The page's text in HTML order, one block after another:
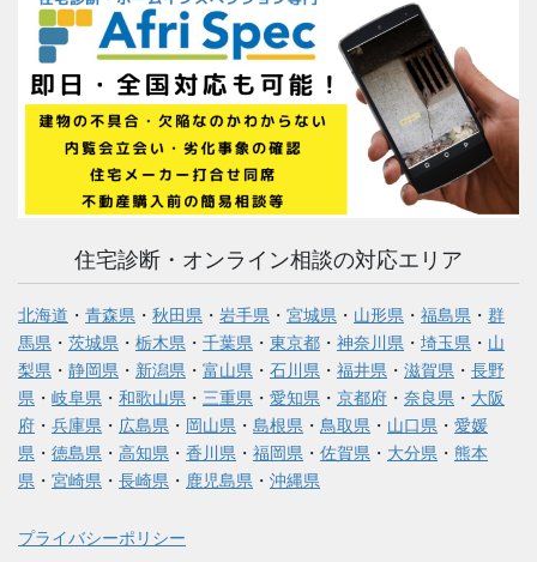
住宅診断・オンライン相談の対応エリア
北海道 ・ 青森県 ・ 秋田県 ・ 岩手県 ・ 宮城県 ・ 山形県 ・ 福島県 ・ 群
馬県 ・ 茨城県 ・ 栃木県 ・ 千葉県 ・ 東京都 ・ 神奈川県 ・ 埼玉県 ・ 山
梨県 ・ 静岡県 ・ 新潟県 ・ 富山県 ・ 石川県 ・ 福井県 ・ 滋賀県 ・ 長野
県 ・ 岐阜県 ・ 和歌山県 ・ 三重県 ・ 愛知県 ・ 京都府 ・ 奈良県 ・ 大阪
府 ・ 兵庫県 ・ 広島県 ・ 岡山県 ・ 島根県 ・ 鳥取県 ・ 山口県 ・ 愛媛
県 ・ 徳島県 ・ 高知県 ・ 香川県 ・ 福岡県 ・ 佐賀県 ・ 大分県 ・ 熊本
県 ・ 宮崎県 ・ 長崎県 ・ 鹿児島県 ・ 沖縄県
プライバシーポリシー